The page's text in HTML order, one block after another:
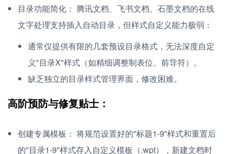
目录功能简化： 腾讯文档、飞书文档、石墨文档的在线
文字处理支持插入自动目录，但样式自定义能力极弱：
通常仅提供有限的几套预设目录格式，无法深度自定
义"目录X"样式（如精细调整制表位、前导符）。
缺乏独立的目录样式管理界面，修改困难。
高阶预防与修复贴士：
创建专属模板： 将规范设置好的"标题1-9"样式和重置后
的"目录1-9"样式存入自定义模板（.wpt），新建文档时